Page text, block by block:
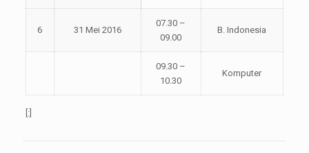
6 31 Mei 2016
07.30 –
09.00
B. Indonesia
09.30 –
10.30
Komputer
[:]